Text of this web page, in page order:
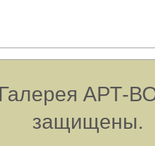
АРТ-
защищены.